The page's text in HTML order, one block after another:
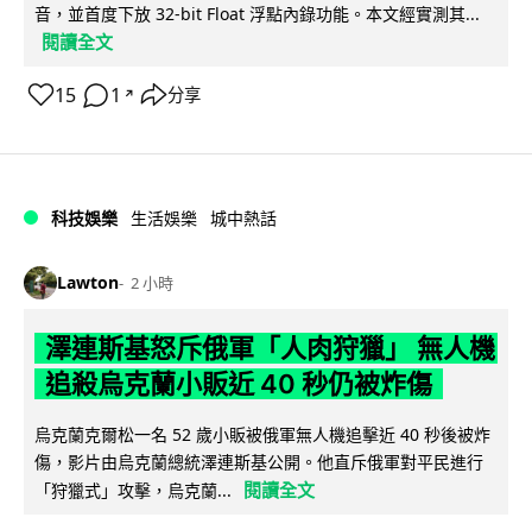
音，並首度下放 32-bit Float 浮點內錄功能。本文經實測其...
閱讀全文
15 1 ↗ 分享
科技娛樂 生活娛樂 城中熱話
Lawton 2 小時
澤連斯基怒斥俄軍「人肉狩獵」 無人機
追殺烏克蘭小販近 40 秒仍被炸傷
烏克蘭克爾松一名 52 歲小販被俄軍無人機追擊近 40 秒後被炸
傷，影片由烏克蘭總統澤連斯基公開。他直斥俄軍對平民進行
「狩獵式」攻擊，烏克蘭...
閱讀全文